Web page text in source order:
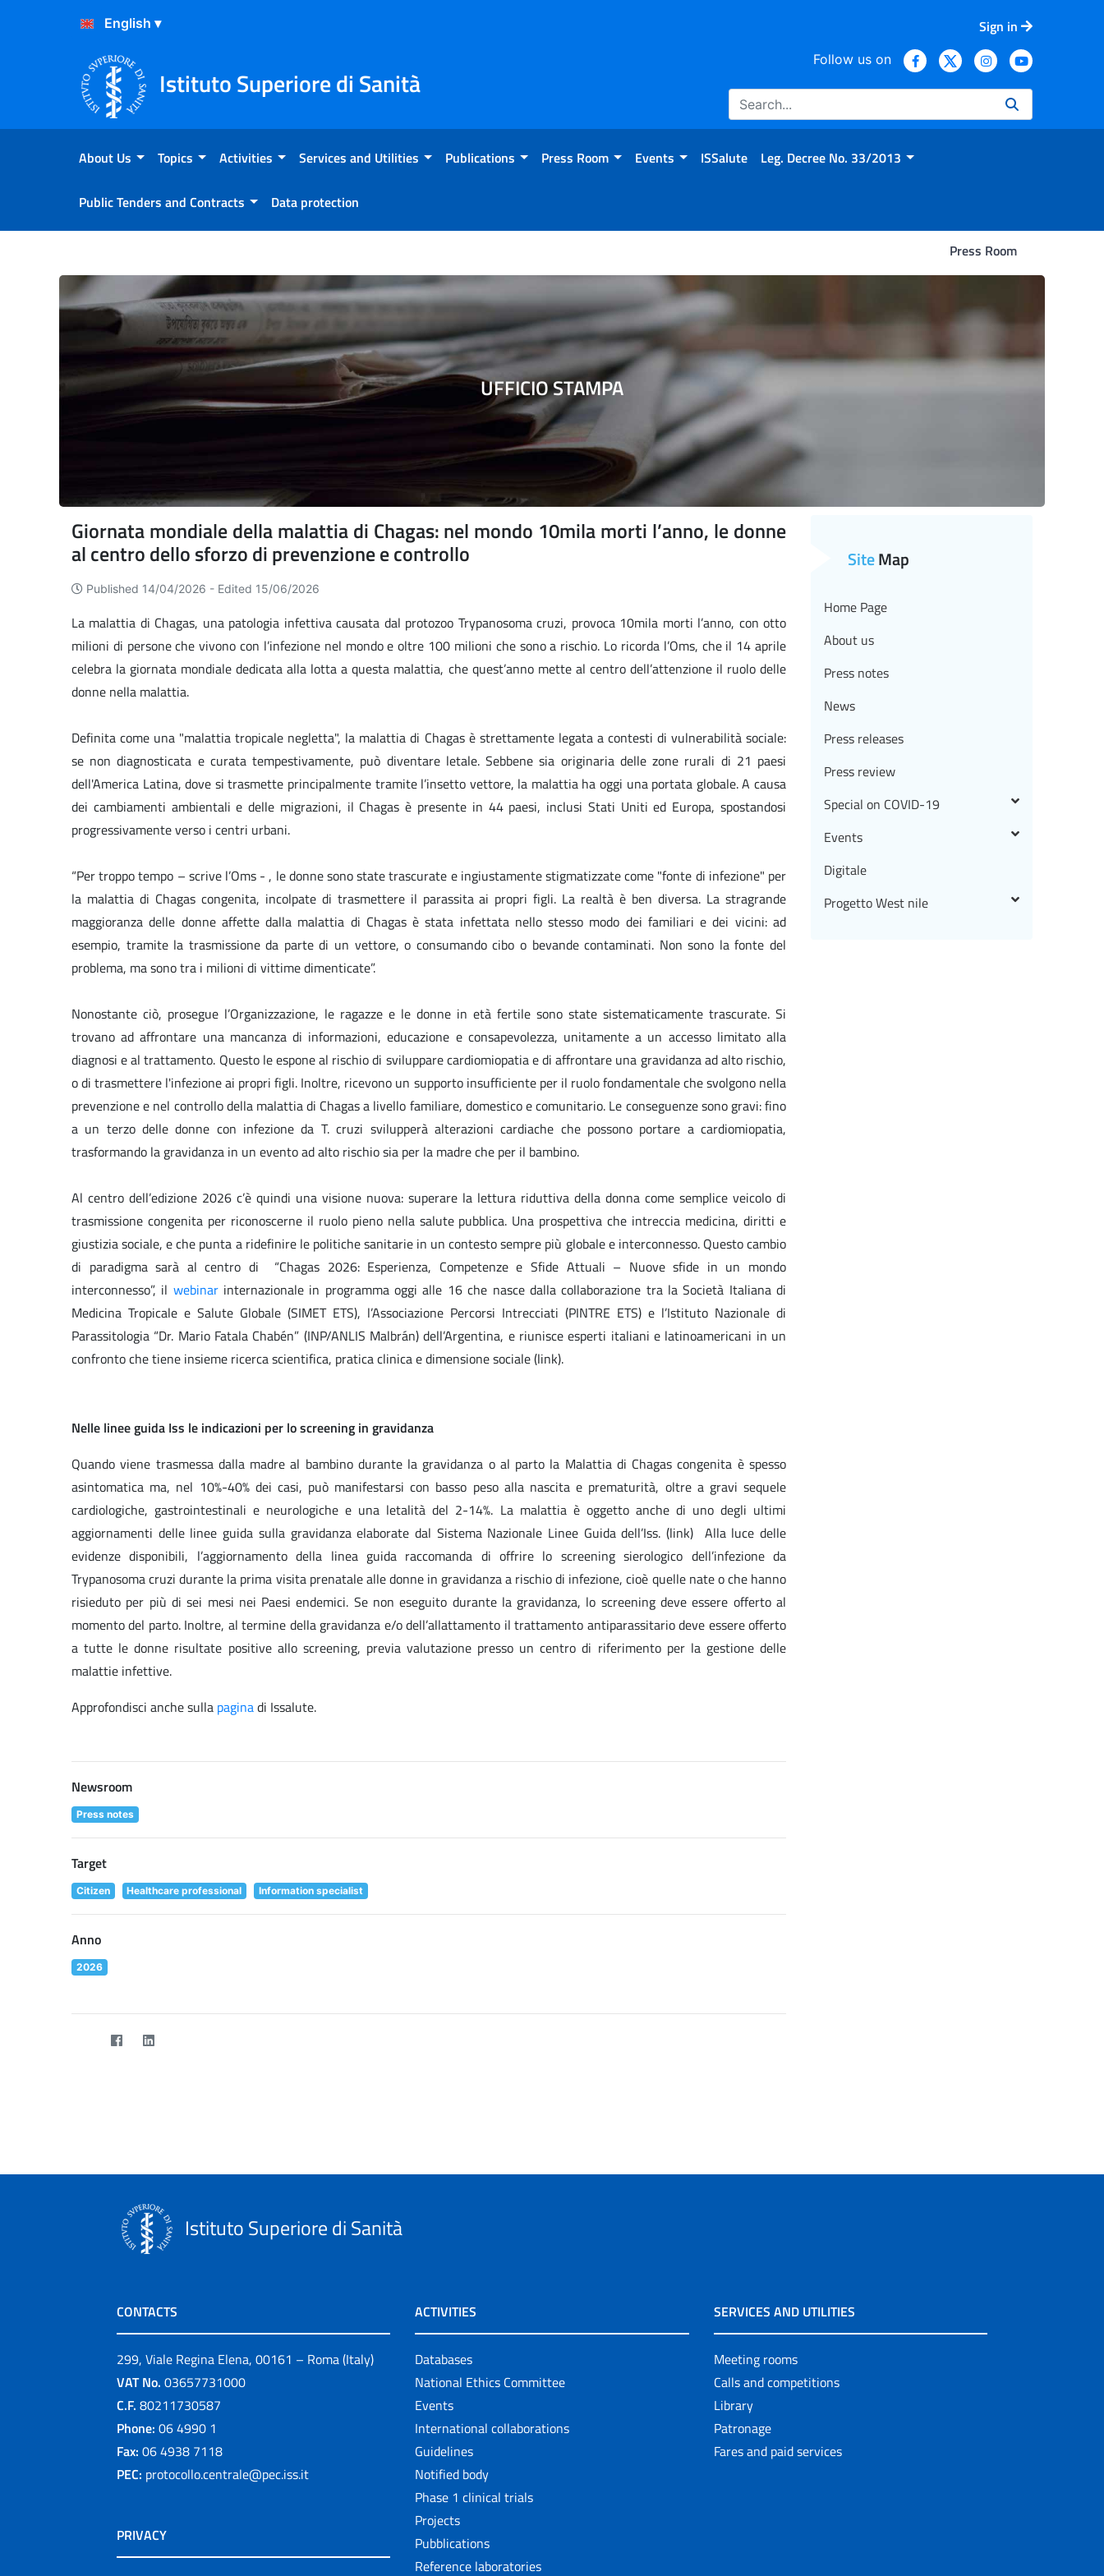
Skip to Content
Skip to Footer
Sign in
Istituto Superiore di Sanità
Follow us on
About Us Topics Activities Services and Utilities Publications Press Room Events ISSalute Leg. Decree No. 33/2013
Public Tenders and Contracts Data protection
Press Room
Giornata mondiale della malattia di Chagas: nel mondo 10mila morti l’anno, le
UFFICIO STAMPA
Giornata mondiale della malattia di Chagas: nel mondo 10mila morti l’anno, le donne
al centro dello sforzo di prevenzione e controllo
Published 14/04/2026 - Edited 15/06/2026
La malattia di Chagas, una patologia infettiva causata dal protozoo Trypanosoma cruzi, provoca 10mila morti l’anno, con otto
milioni di persone che vivono con l’infezione nel mondo e oltre 100 milioni che sono a rischio. Lo ricorda l’Oms, che il 14 aprile
celebra la giornata mondiale dedicata alla lotta a questa malattia, che quest’anno mette al centro dell’attenzione il ruolo delle
donne nella malattia.
Definita come una "malattia tropicale negletta", la malattia di Chagas è strettamente legata a contesti di vulnerabilità sociale:
se non diagnosticata e curata tempestivamente, può diventare letale. Sebbene sia originaria delle zone rurali di 21 paesi
dell'America Latina, dove si trasmette principalmente tramite l’insetto vettore, la malattia ha oggi una portata globale. A causa
dei cambiamenti ambientali e delle migrazioni, il Chagas è presente in 44 paesi, inclusi Stati Uniti ed Europa, spostandosi
progressivamente verso i centri urbani.
“Per troppo tempo – scrive l’Oms - , le donne sono state trascurate e ingiustamente stigmatizzate come "fonte di infezione" per
la malattia di Chagas congenita, incolpate di trasmettere il parassita ai propri figli. La realtà è ben diversa. La stragrande
maggioranza delle donne affette dalla malattia di Chagas è stata infettata nello stesso modo dei familiari e dei vicini: ad
esempio, tramite la trasmissione da parte di un vettore, o consumando cibo o bevande contaminati. Non sono la fonte del
problema, ma sono tra i milioni di vittime dimenticate”.
Nonostante ciò, prosegue l’Organizzazione, le ragazze e le donne in età fertile sono state sistematicamente trascurate. Si
trovano ad affrontare una mancanza di informazioni, educazione e consapevolezza, unitamente a un accesso limitato alla
diagnosi e al trattamento. Questo le espone al rischio di sviluppare cardiomiopatia e di affrontare una gravidanza ad alto rischio,
o di trasmettere l'infezione ai propri figli. Inoltre, ricevono un supporto insufficiente per il ruolo fondamentale che svolgono nella
prevenzione e nel controllo della malattia di Chagas a livello familiare, domestico e comunitario. Le conseguenze sono gravi: fino
a un terzo delle donne con infezione da T. cruzi svilupperà alterazioni cardiache che possono portare a cardiomiopatia,
trasformando la gravidanza in un evento ad alto rischio sia per la madre che per il bambino.
Al centro dell’edizione 2026 c’è quindi una visione nuova: superare la lettura riduttiva della donna come semplice veicolo di
trasmissione congenita per riconoscerne il ruolo pieno nella salute pubblica. Una prospettiva che intreccia medicina, diritti e
giustizia sociale, e che punta a ridefinire le politiche sanitarie in un contesto sempre più globale e interconnesso. Questo cambio
di paradigma sarà al centro di “Chagas 2026: Esperienza, Competenze e Sfide Attuali – Nuove sfide in un mondo
interconnesso”, il webinarinternazionale in programma oggi alle 16 che nasce dalla collaborazione tra la Società Italiana di
Medicina Tropicale e Salute Globale (SIMET ETS), l’Associazione Percorsi Intrecciati (PINTRE ETS) e l’Istituto Nazionale di
Parassitologia “Dr. Mario Fatala Chabén” (INP/ANLIS Malbrán) dell’Argentina, e riunisce esperti italiani e latinoamericani in un
confronto che tiene insieme ricerca scientifica, pratica clinica e dimensione sociale (link).
Nelle linee guida Iss le indicazioni per lo screening in gravidanza
Quando viene trasmessa dalla madre al bambino durante la gravidanza o al parto la Malattia di Chagas congenita è spesso
asintomatica ma, nel 10%-40% dei casi, può manifestarsi con basso peso alla nascita e prematurità, oltre a gravi sequele
cardiologiche, gastrointestinali e neurologiche e una letalità del 2-14%. La malattia è oggetto anche di uno degli ultimi
aggiornamenti delle linee guida sulla gravidanza elaborate dal Sistema Nazionale Linee Guida dell’Iss. (link) Alla luce delle
evidenze disponibili, l’aggiornamento della linea guida raccomanda di offrire lo screening sierologico dell’infezione da
Trypanosoma cruzi durante la prima visita prenatale alle donne in gravidanza a rischio di infezione, cioè quelle nate o che hanno
risieduto per più di sei mesi nei Paesi endemici. Se non eseguito durante la gravidanza, lo screening deve essere offerto al
momento del parto. Inoltre, al termine della gravidanza e/o dell’allattamento il trattamento antiparassitario deve essere offerto
a tutte le donne risultate positive allo screening, previa valutazione presso un centro di riferimento per la gestione delle
malattie infettive.
Approfondisci anche sulla paginadi Issalute.
Newsroom
Press notes
Target
Citizen Healthcare professional Information specialist
Anno
2026
SiteMap
Home Page
About us
Press notes
News
Press releases
Press review
Special on COVID-19
Events
Digitale
Progetto West nile
Istituto Superiore di Sanità
CONTACTS
299, Viale Regina Elena, 00161 – Roma (Italy)
VAT No. 03657731000
C.F. 80211730587
Phone: 06 4990 1
Fax: 06 4938 7118
PEC: protocollo.centrale@pec.iss.it
PRIVACY
ACTIVITIES
Databases
National Ethics Committee
Events
International collaborations
Guidelines
Notified body
Phase 1 clinical trials
Projects
Pubblications
Reference laboratories
SERVICES AND UTILITIES
Meeting rooms
Calls and competitions
Library
Patronage
Fares and paid services